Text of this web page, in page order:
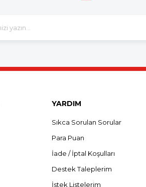
YARDIM
Sıkca Sorulan Sorular
Para Puan
İade / İptal Koşulları
Destek Taleplerim
İstek Listelerim